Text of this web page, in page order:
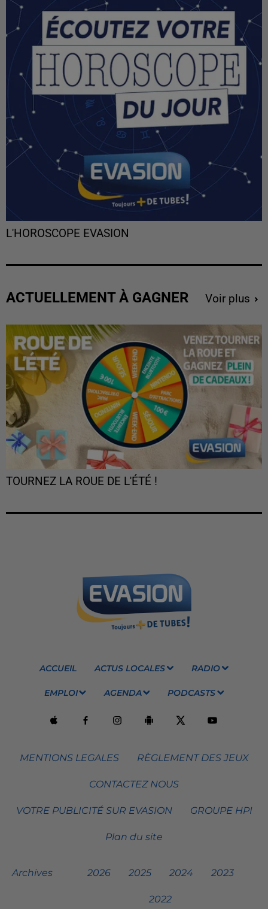
L'HOROSCOPE EVASION
ACTUELLEMENT À GAGNER Voir plus
TOURNEZ LA ROUE DE L'ÉTÉ !
ACCUEIL ACTUS LOCALES RADIO
EMPLOI AGENDA PODCASTS
MENTIONS LEGALES RÈGLEMENT DES JEUX
CONTACTEZ NOUS
VOTRE PUBLICITÉ SUR EVASION GROUPE HPI
Plan du site
Archives 2026 2025 2024 2023
2022